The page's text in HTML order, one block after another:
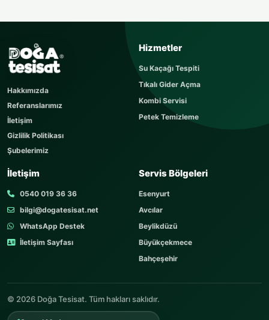
Sorunuzu kısaca yazın
Sorunuz hemen yayınlanır, cevabı yaklaşık 60
dakika içerisinde cevaplanır. Sorular sayfamızı
KONU
Hakkımızda
Referanslarımız
İletişim
Gizlilik Politikası
Şubelerimiz
Hizmetler
Su Kaçağı Tespiti
Tıkalı Gider Açma
Kombi Servisi
Petek Temizleme
İletişim
0540 019 36 36
bilgi@dogatesisat.net
WhatsApp Destek
İletişim Sayfası
Servis Bölgeleri
Esenyurt
Avcılar
Beylikdüzü
Büyükçekmece
Bahçeşehir
© 2026 Doğa Tesisat. Tüm hakları saklıdır.